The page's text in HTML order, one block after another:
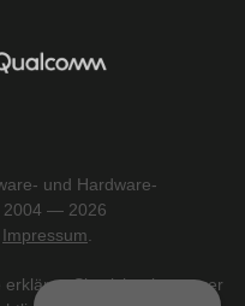
und Hardware-
2004 — 2026
Impressum.
Sie sich mit unserer